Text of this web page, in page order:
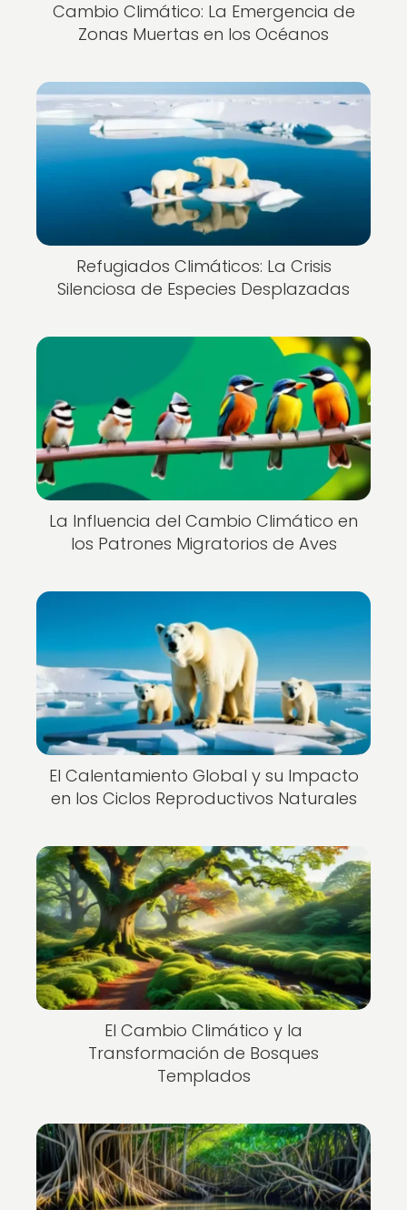
Cambio Climático: La Emergencia de
Zonas Muertas en los Océanos
Refugiados Climáticos: La Crisis
Silenciosa de Especies Desplazadas
La Influencia del Cambio Climático en
los Patrones Migratorios de Aves
El Calentamiento Global y su Impacto
en los Ciclos Reproductivos Naturales
El Cambio Climático y la
Transformación de Bosques
Templados